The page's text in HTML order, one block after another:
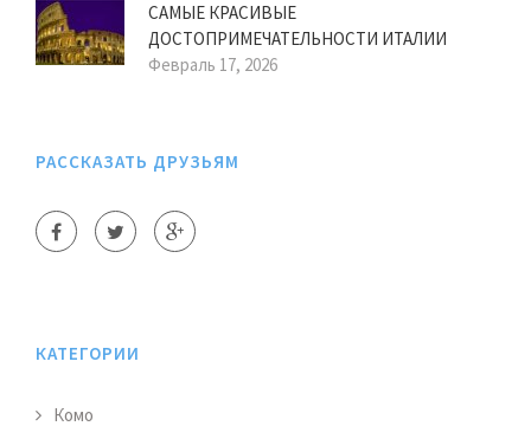
САМЫЕ КРАСИВЫЕ
ДОСТОПРИМЕЧАТЕЛЬНОСТИ ИТАЛИИ
Февраль 17, 2026
РАССКАЗАТЬ ДРУЗЬЯМ
КАТЕГОРИИ
Комо